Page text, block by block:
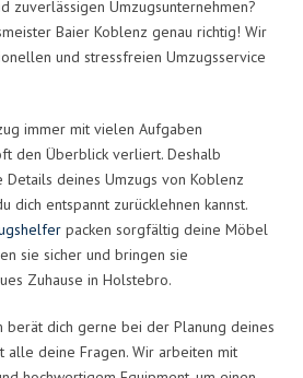
zuverlässigen Umzugsunternehmen?
Baier Koblenz genau richtig! Wir
und stressfreien Umzugsservice
immer mit vielen Aufgaben
den Überblick verliert. Deshalb
deines Umzugs von Koblenz
dich entspannt zurücklehnen kannst.
packen sorgfältig deine Möbel
sie sicher und bringen sie
Zuhause in Holstebro.
berät dich gerne bei der Planung deines
alle deine Fragen. Wir arbeiten mit